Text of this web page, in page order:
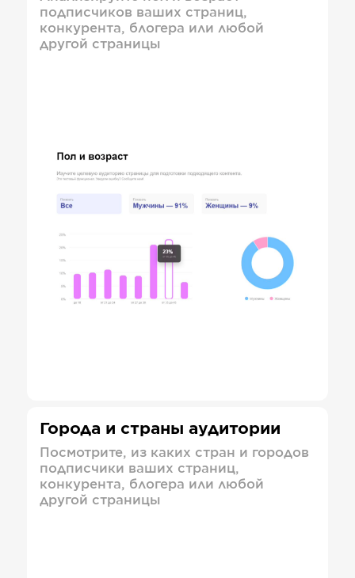
подписчиков ваших страниц,
конкурента, блогера или любой
другой страницы
Города и страны аудитории
Посмотрите, из каких стран и городов
подписчики ваших страниц,
конкурента, блогера или любой
другой страницы